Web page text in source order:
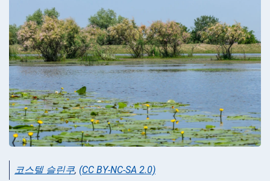
코스텔 슬린쿠, (CC BY-NC-SA 2.0)